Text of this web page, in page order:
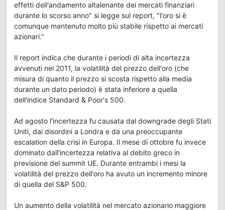
effetti dell'andamento altalenante dei mercati finanziari
durante lo scorso anno" si legge sul report, "l'oro si è
comunque mantenuto molto più stabile rispetto ai mercati
azionari."
Il report indica che durante i periodi di alta incertezza
avvenuti nel 2011, la volatilità del prezzo dell'oro (che
misura di quanto il prezzo si scosta rispetto alla media
durante un dato periodo) è stata inferiore a quella
dell'indice Standard & Poor's 500.
Ad agosto l'incertezza fu causata dal downgrade degli Stati
Uniti, dai disordini a Londra e da una preoccupante
escalation della crisi in Europa. Il mese di ottobre fu invece
dominato dall'incertezza relativa al debito greco in
previsione del summit UE. Durante entrambi i mesi la
volatilità del prezzo dell'oro ha avuto un incremento minore
di quella del S&P 500.
Un aumento della volatilità nel mercato azionario maggiore